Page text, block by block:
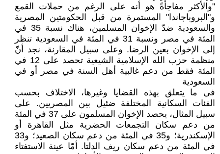
"والأكثر مفاجأةً هو أنه على الرغم من حملات القمع
و"البروباجاندا" المستمرة من قبل الحكومتين المصرية
والسعودية ضدّ الإخوان المسلمين، هناك نسبة 35 في
المئة في مصر ونسبة 31 في المئة في السعودية تنظر
إلى الإخوان بعين الرضا. وعلى سبيل المقارنة، نجد أنّ
منظمة حزب الله الإسلامية الشيعية تحصد على 12 في
المئة فقط من دعم غالبية أهل السنة في مصر أو في
السعودية
في ما يتعلق بهذه القضايا وغيرها، الاختلاف بحسب
الفئات السكانية المختلفة ضئيل بين المصريين. على
سبيل المثال، يحصد الإخوان المسلمون على 37 في المئة
من دعم سكان التجمعات الحضرية مثل القاهرة أو
الإسكندرية؛ و35 في المئة من دعم سكان الصعيد؛ و33
في المئة من دعم سكان ريف الدلتا. أمّا عينة الاستفتاء